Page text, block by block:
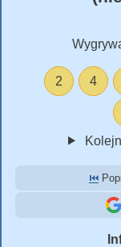
2 4
⏮️